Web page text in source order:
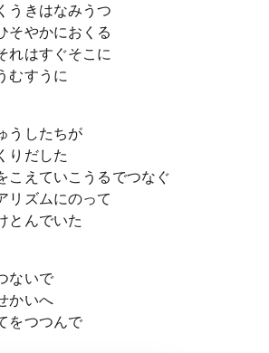
うきはなみうつ
そやかにおくる
れはすぐそこに
むすうに
うしたちが
りだした
こえていこうるでつなぐ
リズムにのって
とんでいた
ないで
かいへ
をつつんで